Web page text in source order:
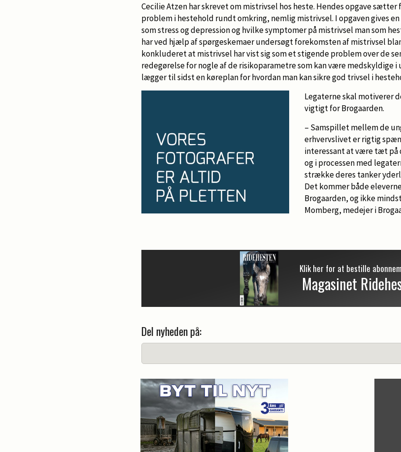
Cecilie Atzen har skrevet om mistrivsel hos heste. Hendes opgave
problem i hestehold rundt omkring, nemlig mistrivsel. I opgaven gives
som stress og depression og hvilke symptomer på mistrivsel man som
har ved hjælp af spørgeskemaer undersøgt forekomsten af mistrivsel
konkluderet at mistrivsel har vist sig som et stigende problem over de
redegørelse for nogle af de risikoparametre som kan være medskyldige
lægger til sidst en køreplan for hvordan man kan sikre god trivsel i
Legaterne skal motiverer
vigtigt for Brogaarden.
– Samspillet mellem de
erhvervslivet er rigtig
interessant at være tæt på
og i processen med
strække deres tanker
Det kommer både
Brogaarden, og ikke
Momberg, medejer i
Klik her for at bestille
Magasinet
Del nyheden på: